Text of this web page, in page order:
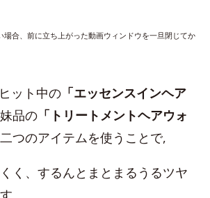
合、前に立ち上がった動画ウィンドウを一旦閉じてか
ット中の 「エッセンスインヘア
品の 「トリートメントヘアウォ
つのアイテムを使うことで,
く、するんとまとまるうるツヤ